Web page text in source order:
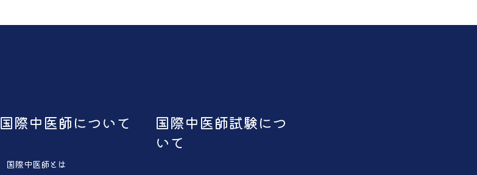
国際中医師について
国際中医師とは
国際中医師試験につ
いて